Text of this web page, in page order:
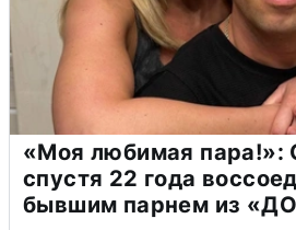
«Моя любимая пара!»:
спустя 22 года
бывшим парнем из